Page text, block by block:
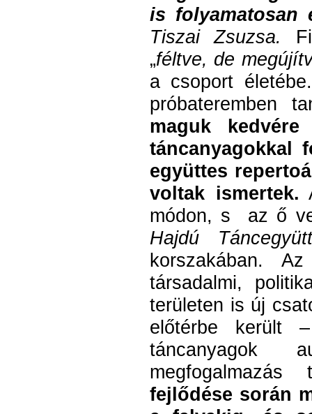
is folyamatosan
Tiszai Zsuzsa.
„féltve, de
a csoport
próbateremben
maguk
táncanyagokkal
együttes
voltak ismertek.
módon, s az ő
Hajdú
korszakában.
társadalmi,
területen is új
előtérbe került
táncanyagok
fejlődése során